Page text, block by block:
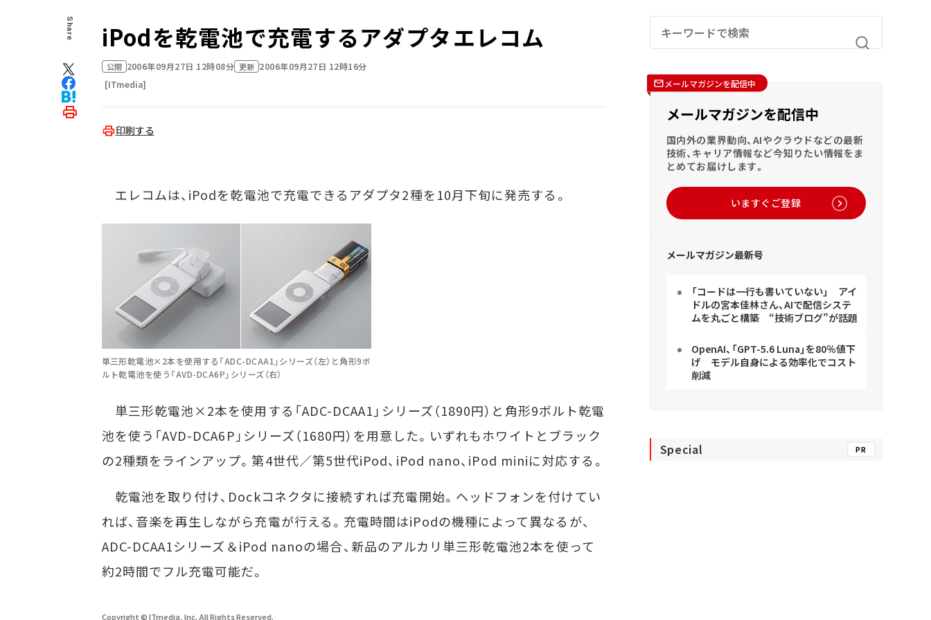
Share iPodを乾電池で充電するアダプタ――エレコム
公開 2006年09月27日 12時08分 更新 2006年09月27日 12時16分
[ITmedia]
印刷する
エレコムは、iPodを乾電池で充電できるアダプタ2種を10月下旬に発売する。
単三形乾電池×2本を使用する「ADC-DCAA1」シリーズ（左）と角形9ボ
ルト乾電池を使う「AVD-DCA6P」シリーズ（右）
単三形乾電池×2本を使用する「ADC-DCAA1」シリーズ（1890円）と角形9ボルト乾電
池を使う「AVD-DCA6P」シリーズ（1680円）を用意した。いずれもホワイトとブラック
の2種類をラインアップ。第4世代／第5世代iPod、iPod nano、iPod miniに対応する。
乾電池を取り付け、Dockコネクタに接続すれば充電開始。ヘッドフォンを付けてい
れば、音楽を再生しながら充電が行える。充電時間はiPodの機種によって異なるが、
ADC-DCAA1シリーズ＆iPod nanoの場合、新品のアルカリ単三形乾電池2本を使って
約2時間でフル充電可能だ。
Copyright © ITmedia, Inc. All Rights Reserved.
メールマガジンを配信中
メールマガジンを配信中
国内外の業界動向、AIやクラウドなどの最新
技術、キャリア情報など今知りたい情報をま
とめてお届けします。
いますぐご登録
メールマガジン最新号
「コードは一行も書いていない」 アイ
ドルの宮本佳林さん、AIで配信システ
ムを丸ごと構築 “技術ブログ”が話題
OpenAI、「GPT-5.6 Luna」を80％値下
げ モデル自身による効率化でコスト
削減
Special PR